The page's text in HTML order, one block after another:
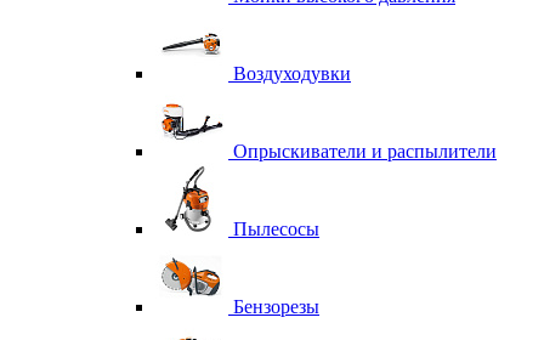
Воздуходувки
Опрыскиватели и распылители
Пылесосы
Бензорезы